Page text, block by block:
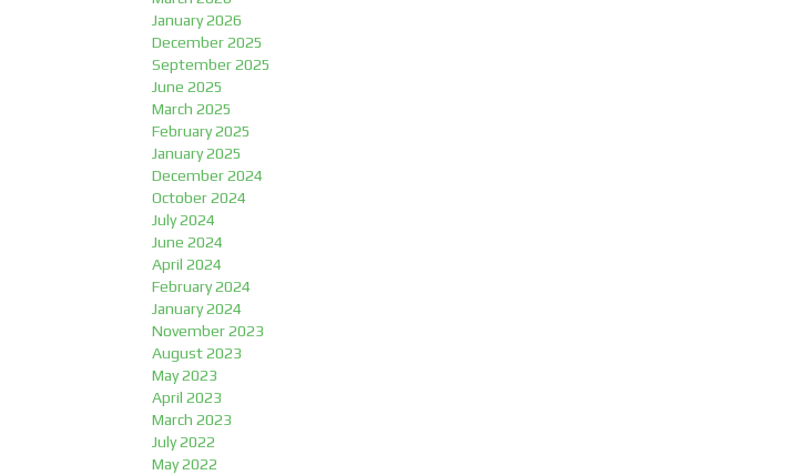
January 2026
December 2025
September 2025
June 2025
March 2025
February 2025
January 2025
December 2024
October 2024
July 2024
June 2024
April 2024
February 2024
January 2024
November 2023
August 2023
May 2023
April 2023
March 2023
July 2022
May 2022